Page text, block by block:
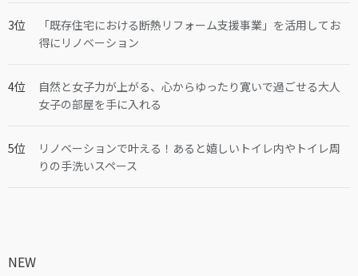
「既存住宅における断熱リフォーム支援事業」を活用してお
得にリノベーション
自然と女子力が上がる、心からゆったり寛いで過ごせる大人
女子の部屋を手に入れる
リノベーションで叶える！あると嬉しいトイレ内やトイレ周
りの手洗いスペース
NEW